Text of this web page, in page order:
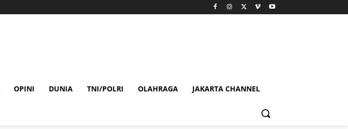
OPINI DUNIA TNI/POLRI OLAHRAGA JAKARTA CHANNEL